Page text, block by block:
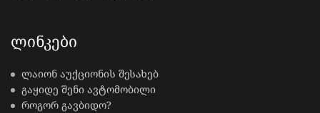
ᲚᲘᲜᲙᲔᲑᲘ
ლაიონ აუქციონის შესახებ
გაყიდე შენი ავტომობილი
როგორ გავბიდო?